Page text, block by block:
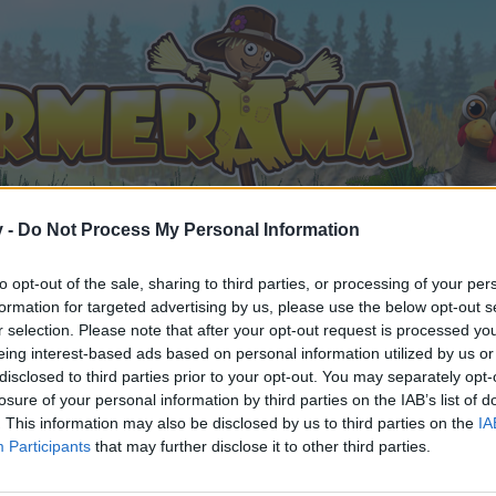
- Do Not Process My Personal Information
opt-out of the sale, sharing to third parties, or processing of your
for targeted advertising by us, please use the below opt-out
selection. Please note that after your opt-out request is processed
interest-based ads based on personal information utilized by us
to third parties prior to your opt-out. You may separately
of your personal information by third parties on the IAB’s list of
This information may also be disclosed by us to third parties on the
Participants that may further disclose it to other third parties.
Kerzenhalle - Ein Wegbegleiter hat uns verlassen
gefällt
teilnehmen oder eigene Themen starten möchtest,